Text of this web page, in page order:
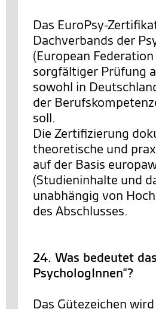
Das EuroPsy-
Dachverbands der
(European
sorgfältiger Prüfung
sowohl in
der
soll.
Die Zertifizierung
theoretische und
auf der Basis
(Studieninhalte und
unabhängig von
des Abschlusses.
24. Was bedeutet
PsychologInnen“?
Das Gütezeichen